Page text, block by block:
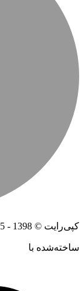
کپی‌رایت © 1398 - 1405 فروشگاه راکولو،همه حقوق محفوظ است.
ساخته‌شده ‌با